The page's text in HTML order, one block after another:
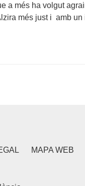
a més ha volgut
més just i amb
MAPA WEB